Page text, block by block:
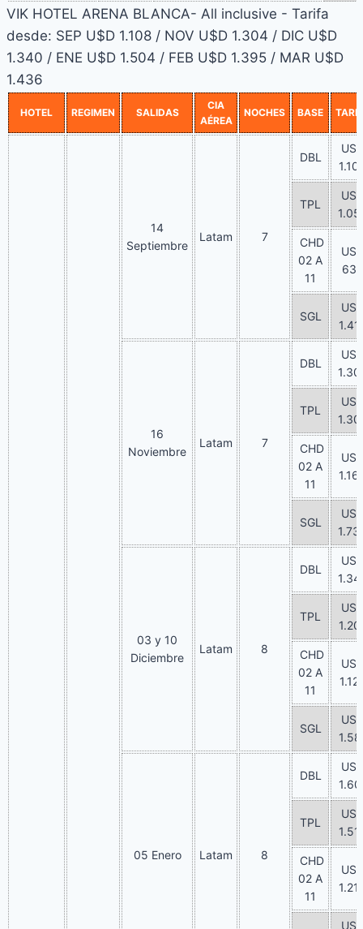
VIK HOTEL ARENA BLANCA- All inclusive - Tarifa
desde: SEP U$D 1.108 / NOV U$D 1.304 / DIC U$D
1.340 / ENE U$D 1.504 / FEB U$D 1.395 / MAR U$D
1.436
HOTEL REGIMEN SALIDAS
CIA
AÉREA
NOCHES BASE
14
Septiembre
Latam 7
DBL
TPL
CHD
02 A
11
638
SGL
16
Noviembre
Latam 7
DBL
TPL
CHD
02 A
11
SGL
03 y 10
Diciembre
Latam 8
DBL
TPL
CHD
02 A
11
SGL
05 Enero Latam 8
DBL
TPL
CHD
02 A
11